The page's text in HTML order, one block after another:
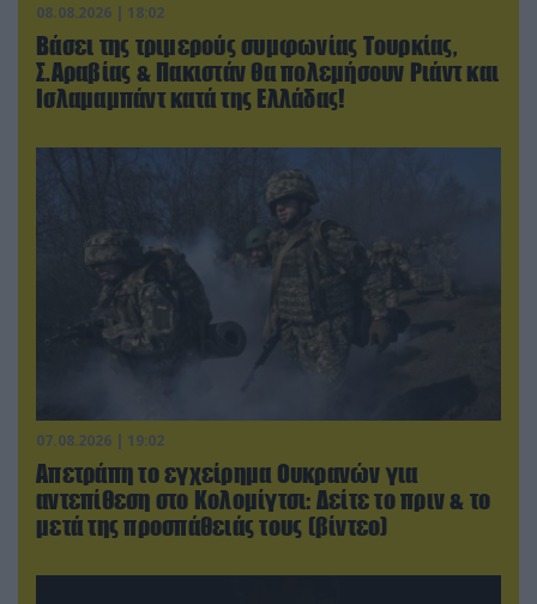
08.08.2026 | 18:02
Βάσει της τριμερούς συμφωνίας Τουρκίας,
Σ.Αραβίας & Πακιστάν θα πολεμήσουν Ριάντ και
Ισλαμαμπάντ κατά της Ελλάδας!
07.08.2026 | 19:02
Απετράπη το εγχείρημα Ουκρανών για
αντεπίθεση στο Κολομίγτσι: Δείτε το πριν & το
μετά της προσπάθειάς τους (βίντεο)